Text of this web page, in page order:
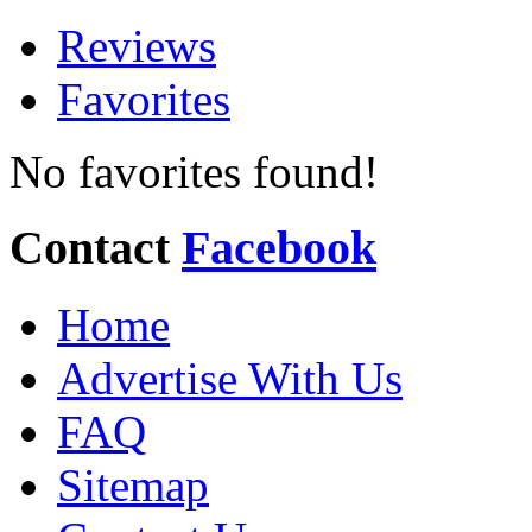
Reviews
Favorites
No favorites found!
Contact Facebook
Home
Advertise With Us
FAQ
Sitemap